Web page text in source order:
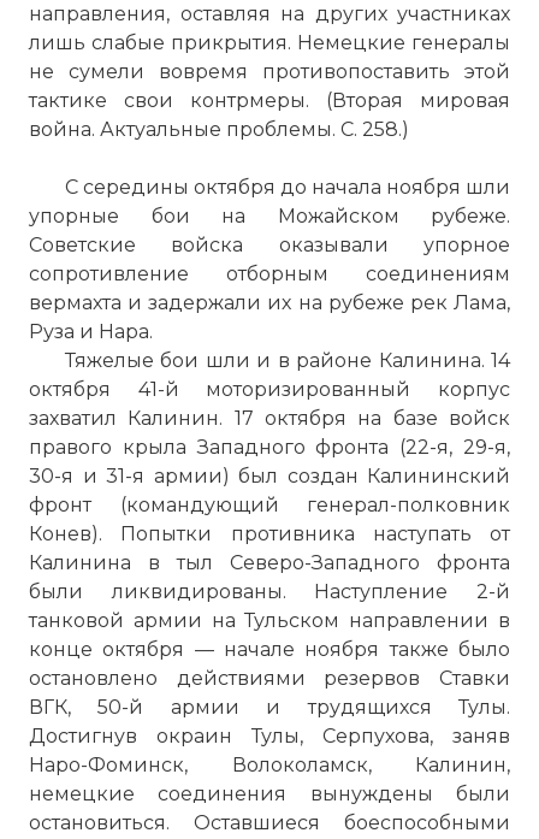
направления, оставляя на других участниках
лишь слабые прикрытия. Немецкие генералы
не сумели вовремя противопоставить этой
тактике свои контрмеры. (Вторая мировая
война. Актуальные проблемы. С. 258.)
С середины октября до начала ноября шли
упорные бои на Можайском рубеже.
Советские войска оказывали упорное
сопротивление отборным соединениям
вермахта и задержали их на рубеже рек Лама,
Руза и Нара.
Тяжелые бои шли и в районе Калинина. 14
октября 41-й моторизированный корпус
захватил Калинин. 17 октября на базе войск
правого крыла Западного фронта (22-я, 29-я,
30-я и 31-я армии) был создан Калининский
фронт (командующий генерал-полковник
Конев). Попытки противника наступать от
Калинина в тыл Северо-Западного фронта
были ликвидированы. Наступление 2-й
танковой армии на Тульском направлении в
конце октября — начале ноября также было
остановлено действиями резервов Ставки
ВГК, 50-й армии и трудящихся Тулы.
Достигнув окраин Тулы, Серпухова, заняв
Наро-Фоминск, Волоколамск, Калинин,
немецкие соединения вынуждены были
остановиться. Оставшиеся боеспособными